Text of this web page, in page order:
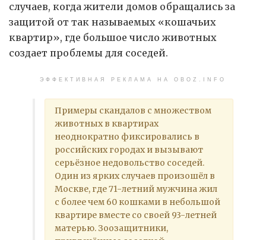
случаев, когда жители домов обращались за
защитой от так называемых «кошачьих
квартир», где большое число животных
создает проблемы для соседей.
ЭФФЕКТИВНАЯ РЕКЛАМА НА OBOZ.INFO
Примеры скандалов с множеством
животных в квартирах
неоднократно фиксировались в
российских городах и вызывают
серьёзное недовольство соседей.
Один из ярких случаев произошёл в
Москве, где 71-летний мужчина жил
с более чем 60 кошками в небольшой
квартире вместе со своей 93-летней
матерью. Зоозащитники,